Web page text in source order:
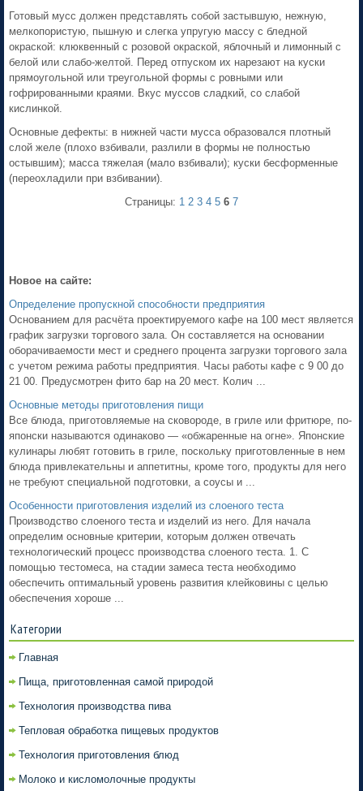
Готовый мусс должен представлять собой застывшую, нежную,
мелкопористую, пышную и слегка упругую массу с бледной
окраской: клюквенный с розовой окраской, яблочный и лимонный с
белой или слабо-желтой. Перед отпуском их нарезают на куски
прямоугольной или тре­угольной формы с ровными или
гофрированными краями. Вкус муссов сладкий, со слабой
кислинкой.
Основные дефекты: в нижней части мусса образовался плотный
слой желе (плохо взбивали, разлили в формы не полностью
остывшим); масса тяжелая (мало взбивали); куски бесформенные
(переохладили при взбивании).
Страницы: 1 2 3 4 5 6 7
Новое на сайте:
Определение пропускной способности предприятия
Основанием для расчёта проектируемого кафе на 100 мест является
график загрузки торгового зала. Он составляется на основании
оборачиваемости мест и среднего процента загрузки торгового зала
с учетом режима работы предприятия. Часы работы кафе с 9 00 до
21 00. Предусмотрен фито бар на 20 мест. Колич ...
Основные методы приготовления пищи
Все блюда, приготовляемые на сковороде, в гриле или фритюре, по-
японски называются одинаково — «обжаренные на огне». Японские
кулинары любят готовить в гриле, поскольку приготовленные в нем
блюда привлекательны и аппетитны, кроме того, продукты для него
не требуют специальной подготовки, а соусы и ...
Особенности приготовления изделий из слоеного теста
Производство слоеного теста и изделий из него. Для начала
определим основные критерии, которым должен отвечать
технологический процесс производства слоеного теста. 1. С
помощью тестомеса, на стадии замеса теста необходимо
обеспечить оптимальный уровень развития клейковины с целью
обеспечения хороше ...
Категории
Главная
Пища, приготовленная самой природой
Технология производства пива
Тепловая обработка пищевых продуктов
Технология приготовления блюд
Молоко и кисломолочные продукты